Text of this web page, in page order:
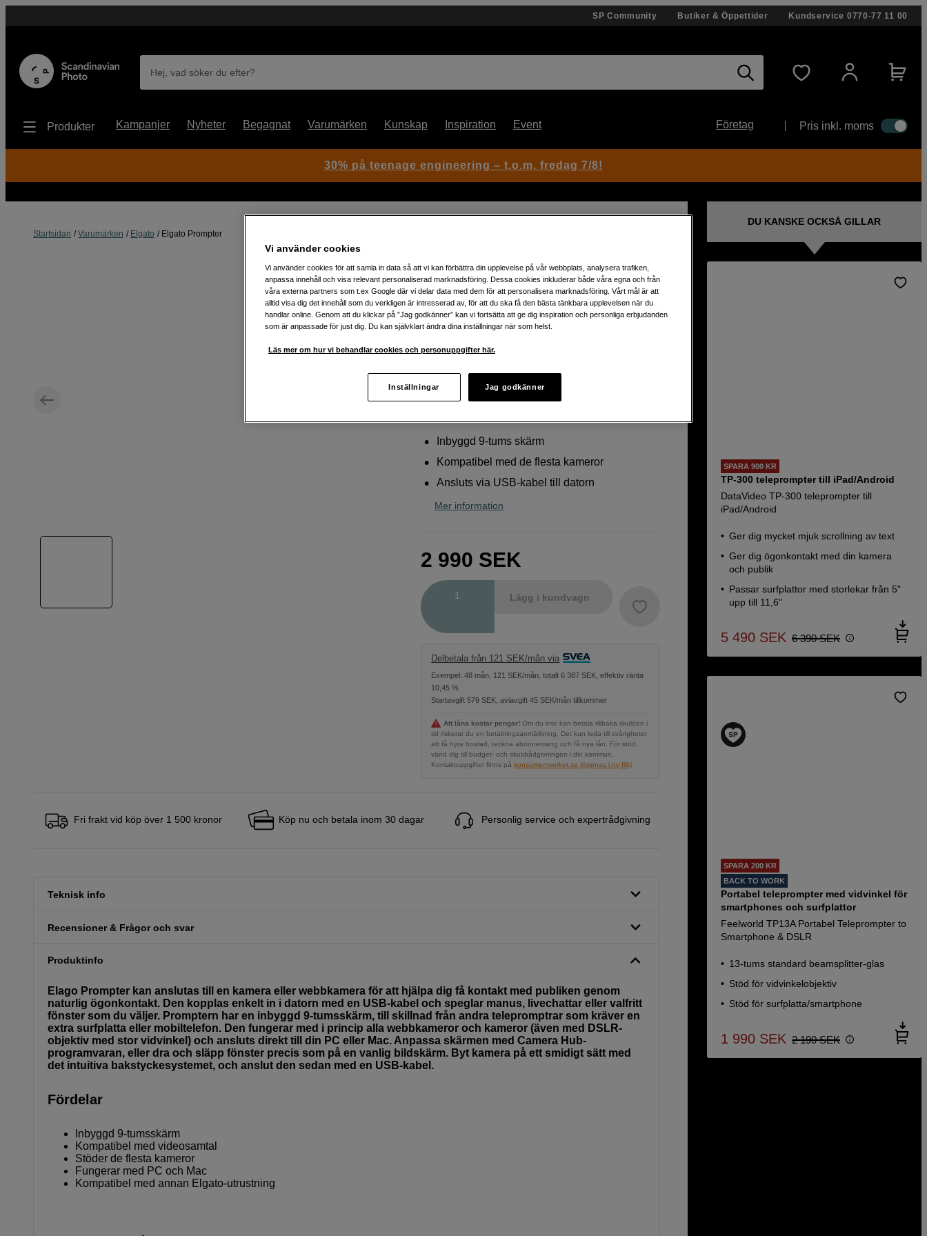
SP Community Butiker & Öppettider Kundservice 0770-77 11 00
Hej, vad söker du efter?
Produkter Kampanjer Nyheter Begagnat Varumärken Kunskap Inspiration Event Företag Pris inkl. moms
Startsidan Varumärken Elgato Elgato Prompter
Artikelnummer: 1061655
Professionell prompter på ett enkelt
sätt
Butikslager: Visa butik
Inbyggd 9-tums skärm
Kompatibel med de flesta kameror
Ansluts via USB-kabel till datorn
Mer information
2 990 SEK
Lägg i kundvagn
Delbetala från 121 SEK/mån via
Exempel: 48 mån, 121 SEK/mån, totalt 6 387 SEK, effektiv ränta
10,45 %
Startavgift 579 SEK, aviavgift 45 SEK/mån tillkommer
Att låna kostar pengar! Om du inte kan betala tillbaka skulden i
tid riskerar du en betalningsanmärkning. Det kan leda till svårigheter
att få hyra bostad, teckna abonnemang och få nya lån. För stöd,
vänd dig till budget- och skuldrådgivningen i din kommun.
Kontaktuppgifter finns på konsumentverket.se (öppnas i ny flik)
Fri frakt vid köp över 1 500 kronor Köp nu och betala inom 30 dagar Personlig service och expertrådgivning
Teknisk info
Recensioner & Frågor och svar
Produktinfo
Elago Prompter kan anslutas till en kamera eller webbkamera för att hjälpa dig få kontakt med publiken genom
naturlig ögonkontakt. Den kopplas enkelt in i datorn med en USB-kabel och speglar manus, livechattar eller valfritt
fönster som du väljer. Promptern har en inbyggd 9-tumsskärm, till skillnad från andra telepromptrar som kräver en
extra surfplatta eller mobiltelefon. Den fungerar med i princip alla webbkameror och kameror (även med DSLR-
objektiv med stor vidvinkel) och ansluts direkt till din PC eller Mac. Anpassa skärmen med Camera Hub-
programvaran, eller dra och släpp fönster precis som på en vanlig bildskärm. Byt kamera på ett smidigt sätt med
det intuitiva bakstyckesystemet, och anslut den sedan med en USB-kabel.
Fördelar
Inbyggd 9-tumsskärm
Kompatibel med videosamtal
Stöder de flesta kameror
Fungerar med PC och Mac
Kompatibel med annan Elgato-utrustning
DU KANSKE OCKSÅ GILLAR
SPARA 900 KR
TP-300 teleprompter till iPad/Android
DataVideo TP-300 teleprompter till
iPad/Android
Ger dig mycket mjuk scrollning av text
Ger dig ögonkontakt med din kamera
och publik
Passar surfplattor med storlekar från 5"
upp till 11,6"
5 490 SEK 6 390 SEK
SPARA 200 KR
BACK TO WORK
Portabel teleprompter med vidvinkel för
smartphones och surfplattor
Feelworld TP13A Portabel Teleprompter to
Smartphone & DSLR
13-tums standard beamsplitter-glas
Stöd för vidvinkelobjektiv
Stöd för surfplatta/smartphone
1 990 SEK 2 190 SEK
30% på teenage engineering – t.o.m. fredag 7/8!
Vi använder cookies
Vi använder cookies för att samla in data så att vi kan förbättra din upplevelse på vår webbplats, analysera trafiken,
anpassa innehåll och visa relevant personaliserad marknadsföring. Dessa cookies inkluderar både våra egna och från
våra externa partners som t.ex Google där vi delar data med dem för att personalisera marknadsföring. Vårt mål är att
alltid visa dig det innehåll som du verkligen är intresserad av, för att du ska få den bästa tänkbara upplevelsen när du
handlar online. Genom att du klickar på ”Jag godkänner” kan vi fortsätta att ge dig inspiration och personliga erbjudanden
som är anpassade för just dig. Du kan självklart ändra dina inställningar när som helst.
Läs mer om hur vi behandlar cookies och personuppgifter här.
Inställningar Jag godkänner